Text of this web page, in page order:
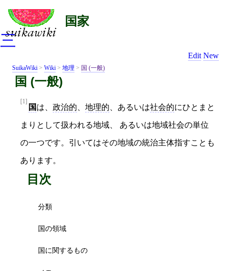
国家
Edit New
SuikaWiki > Wiki > 地理 > 国 (一般)
国 (一般)
[1]
国は、 政治的 地理的 、あるいは社会的にひとまと
まりとして扱われる地域、 あるいは地域社会の単位
の一つです。引いてはその地域の統治主体指すことも
あります。
目次
分類
国の領域
国に関するもの
三